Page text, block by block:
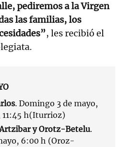
pediremos a la Virgen
las familias, los
, les recibió el
. Domingo 3 de mayo,
h(Iturrioz)
y Orotz-Betelu.
6:00 h (Oroz-